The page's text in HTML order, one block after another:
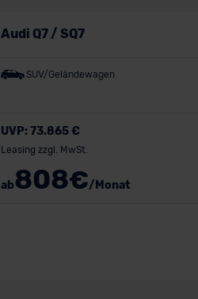
Audi Q7 / SQ7
SUV/Geländewagen
UVP:73.865 €
Leasing zzgl. MwSt.
ab808€/Monat